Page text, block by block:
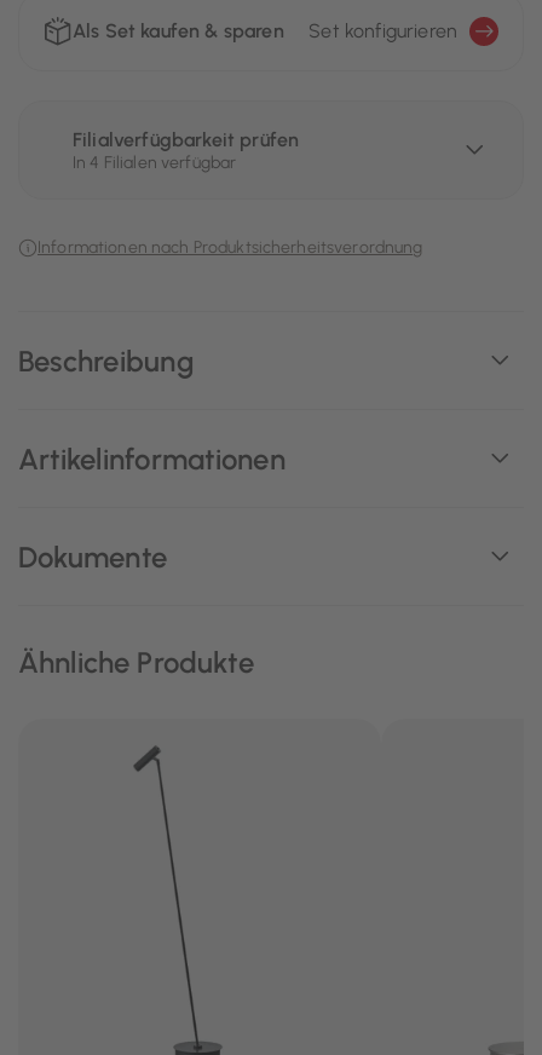
Beschreibung
Artikelinformationen
Dokumente
Als Set kaufen & sparen Set konfigurieren
Filialverfügbarkeit prüfen
In 4 Filialen verfügbar
Informationen nach Produktsicherheitsverordnung